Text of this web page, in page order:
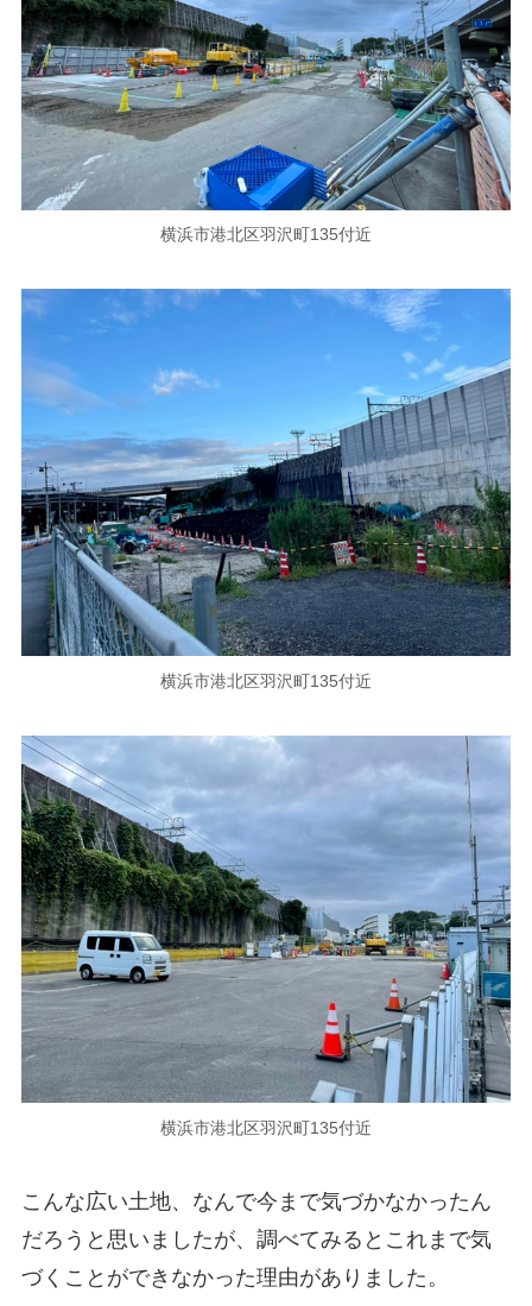
横浜市港北区羽沢町135付近
横浜市港北区羽沢町135付近
横浜市港北区羽沢町135付近
こんな広い土地、なんで今まで気づかなかったん
だろうと思いましたが、調べてみるとこれまで気
づくことができなかった理由がありました。